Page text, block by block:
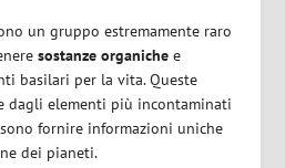
un gruppo estremamente raro
sostanze organiche e
basilari per la vita. Queste
dagli elementi più incontaminati
fornire informazioni uniche
dei pianeti.